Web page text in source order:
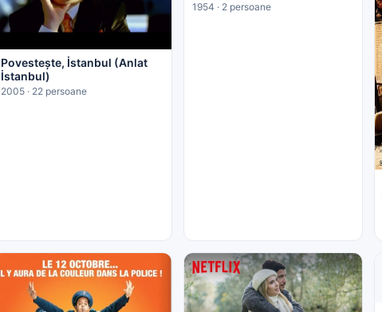
Povestește, İstanbul (Anlat
İstanbul)
2005 · 22 persoane
1954 · 2 persoane